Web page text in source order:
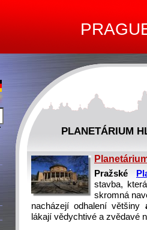
PLANETÁRIUM
Pražské
stavba,
skromná
nacházejí odhalení většiny
lákají vědychtivé a zvědavé